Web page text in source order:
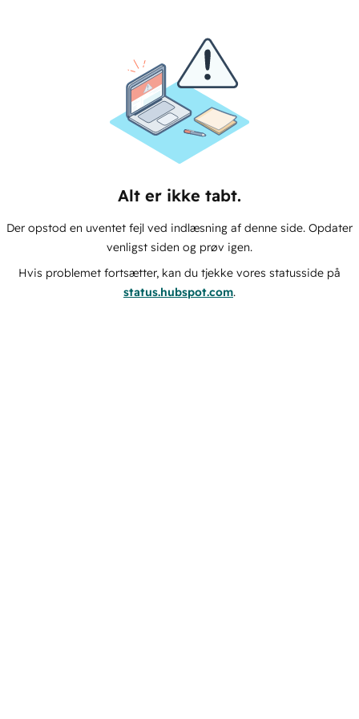
Alt er ikke tabt.
Der opstod en uventet fejl ved indlæsning af denne side. Opdater
venligst siden og prøv igen.
Hvis problemet fortsætter, kan du tjekke vores statusside på
status.hubspot.com.